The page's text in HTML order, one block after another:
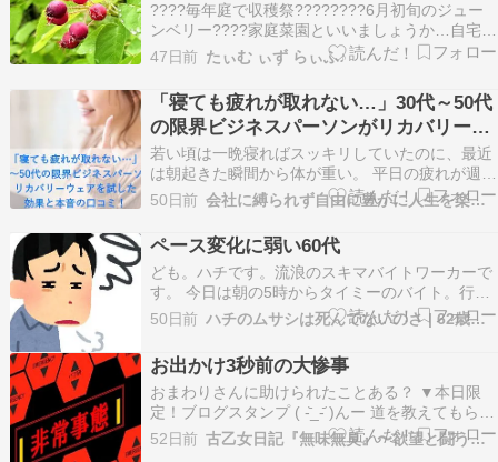
????毎年庭で収穫祭????????6月初旬のジュー
ンベリー????家庭菜園といいましょうか…自宅敷
地内の道路側に2本の苗木を植えたのが2015年の
こと予想外に早く成長し翌年の2016年～毎年収穫
できています 小さな白い花が咲いてから色鮮やで
可愛い実になるまでがこれまた早くて …
47日前 たぃむ ぃず らぃふ♪
「寝ても疲れが取れない…」30代～50代
の限界ビジネスパーソンがリカバリーウ
ェアを試した効果と本音の口コミ！
若い頃は一晩寝ればスッキリしていたのに、最近
は朝起きた瞬間から体が重い。 平日の疲れが週末
になってもなかなか抜けない。 30代後半から50
代を迎え、仕事の責任も増す中で、このような
「慢性的な疲れ」に悩まされていませんか。 マッ
サージに行ったり、栄養ドリンクを飲んだりして
も、その…
50日前 会社に縛られず自由に豊かに人生を楽しむ
ペース変化に弱い60代
ども。ハチです。流浪のスキマバイトワーカーで
す。 今日は朝の5時からタイミーのバイト。行き
先は某Amazonの物流センター。 ここへくるのは
4日ぶり。つまり中3日空いてる。 内容的には大
したことない物量だったのだが。。 体がついてゆ
かん。 つまり休みを入れたことで感覚が追いつ
い…
50日前 ハチのムサシは死んでないのさ | 62歳。必死に生きてます。
お出かけ3秒前の大惨事
おまわりさんに助けられたことある？ ▼本日限
定！ブログスタンプ ( -᷅_-᷄ )んー 道を教えてもらっ
たくらい？ はい！ 昨日は実家← トイレ逝ってで
かけよー 言うたら ちゃま様????✨ 掃除して もう
52日前 古乙女日記『無味無臭』〜欲望と闘う古乙女の日常